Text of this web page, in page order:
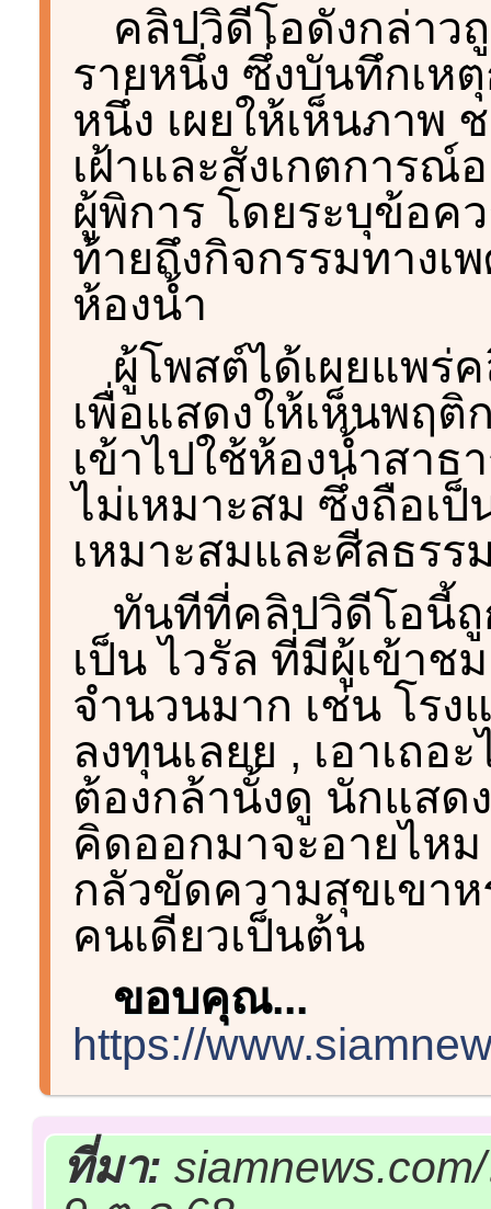
คลิปวิดีโอดังกล่าว
รายหนึ่ง ซึ่งบันทึกเ
หนึ่ง เผยให้เห็นภาพ
เฝ้าและสังเกตการ
ผู้พิการ โดยระบุข้อค
ท้ายถึงกิจกรรมทางเ
ห้องน้ำ
ผู้โพสต์ได้เผยแพร่
เพื่อแสดงให้เห็นพฤ
เข้าไปใช้ห้องน้ำสาธ
ไม่เหมาะสม ซึ่งถือเ
เหมาะสมและศีลธร
ทันทีที่คลิปวิดีโอนี้ถู
เป็น ไวรัล ที่มีผู้เข้า
จำนวนมาก เช่น โร
ลงทุนเลยย , เอาเถอ
ต้องกล้านั้งดู นักแสด
คิดออกมาจะอายไห
กลัวขัดความสุขเขา
คนเดียวเป็นต้น
ขอบคุณ...
https://
ที่มา: